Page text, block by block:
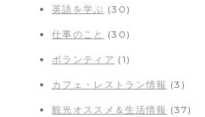
英語を学ぶ (30)
仕事のこと (30)
ボランティア (1)
カフェ・レストラン情報 (3)
観光オススメ＆生活情報 (37)